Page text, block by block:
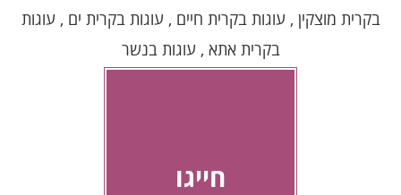
בקרית מוצקין , עוגות בקרית חיים , עוגות בקרית ים , עוגות
בקרית אתא , עוגות בנשר
חייגו